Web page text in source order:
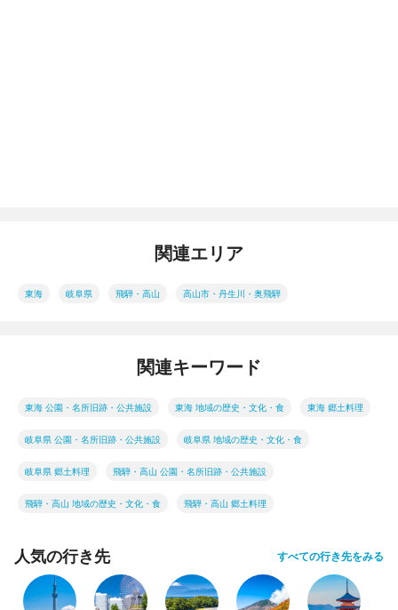
関連エリア
東海 岐阜県 飛騨・高山 高山市・丹生川・奥飛騨
関連キーワード
東海 公園・名所旧跡・公共施設 東海 地域の歴史・文化・食 東海 郷土料理
岐阜県 公園・名所旧跡・公共施設 岐阜県 地域の歴史・文化・食
岐阜県 郷土料理 飛騨・高山 公園・名所旧跡・公共施設
飛騨・高山 地域の歴史・文化・食 飛騨・高山 郷土料理
人気の行き先 すべての行き先をみる